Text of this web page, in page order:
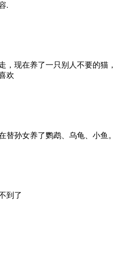
.
，现在养了一只别人不要的猫，
欢
替孙女养了鹦鹉、乌龟、小鱼。
到了